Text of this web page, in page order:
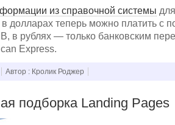
из справочной системы
долларах теперь можно платить с
в рублях — только банковским
Express.
Автор : Кролик Роджер
подборка Landing Pages